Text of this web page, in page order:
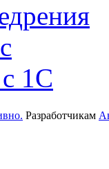
1С
Разработчикам